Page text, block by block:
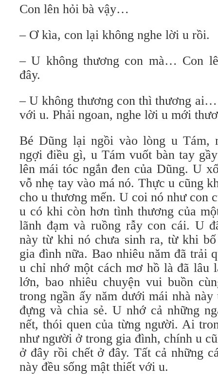
Con lên hỏi bà vậy…
– Ơ kìa, con lại không nghe lời u rồi.
– U không thương con mà… Con
đây.
– U không thương con thì thương
với u. Phải ngoan, nghe lời u mới
Bé Dũng lại ngồi vào lòng u Tám,
ngợi điều gì, u Tám vuốt bàn tay
lên mái tóc ngắn đen của Dũng. U
vỗ nhẹ tay vào má nó. Thực u cũng
cho u thương mến. U coi nó như con
u có khi còn hơn tình thương của
lãnh đạm và ruồng rẫy con cái. U
này từ khi nó chưa sinh ra, từ khi
gia đình nữa. Bao nhiêu năm đã trải
u chỉ nhớ một cách mơ hồ là đã lâu
lớn, bao nhiêu chuyện vui buồn
trong ngần ấy năm dưới mái nhà
đựng và chia sẻ. U nhớ cả những
nết, thói quen của từng người. Ai
như người ở trong gia đình, chính u
ở đây rồi chết ở đây. Tất cả những
này đều sống mật thiết với u.